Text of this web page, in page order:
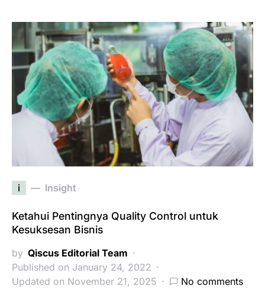
i Insight
Ketahui Pentingnya Quality Control untuk
Kesuksesan Bisnis
by Qiscus Editorial Team
Published on January 24, 2022
Updated on November 21, 2025
No comments